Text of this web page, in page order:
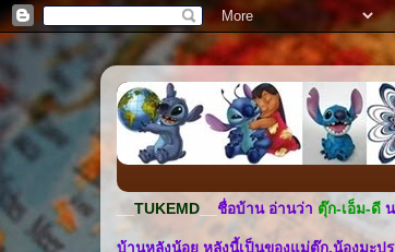
TUKEMD ชื่อบ้าน อ่านว่า ตุ๊ก-เอ็ม-ดี
บ้านหลังน้อย หลังนี้เป็นของแม่ตุ๊ก,น้องมะป